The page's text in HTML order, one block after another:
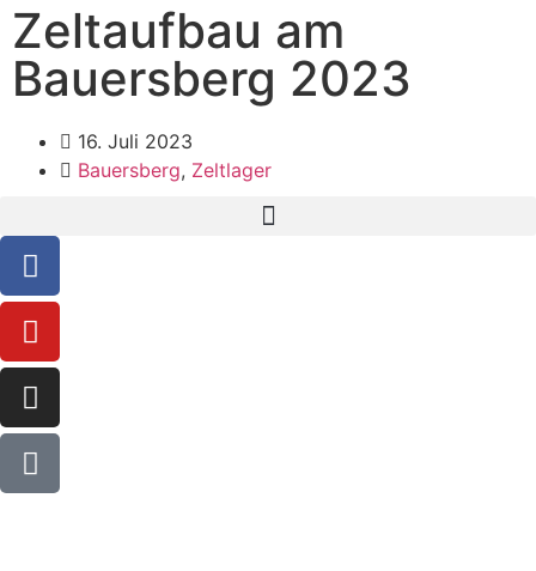
Zeltaufbau am
Bauersberg 2023
16. Juli 2023
Bauersberg, Zeltlager